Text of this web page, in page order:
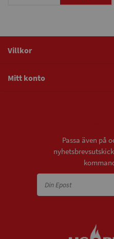
Villkor
Mitt konto
Passa även på